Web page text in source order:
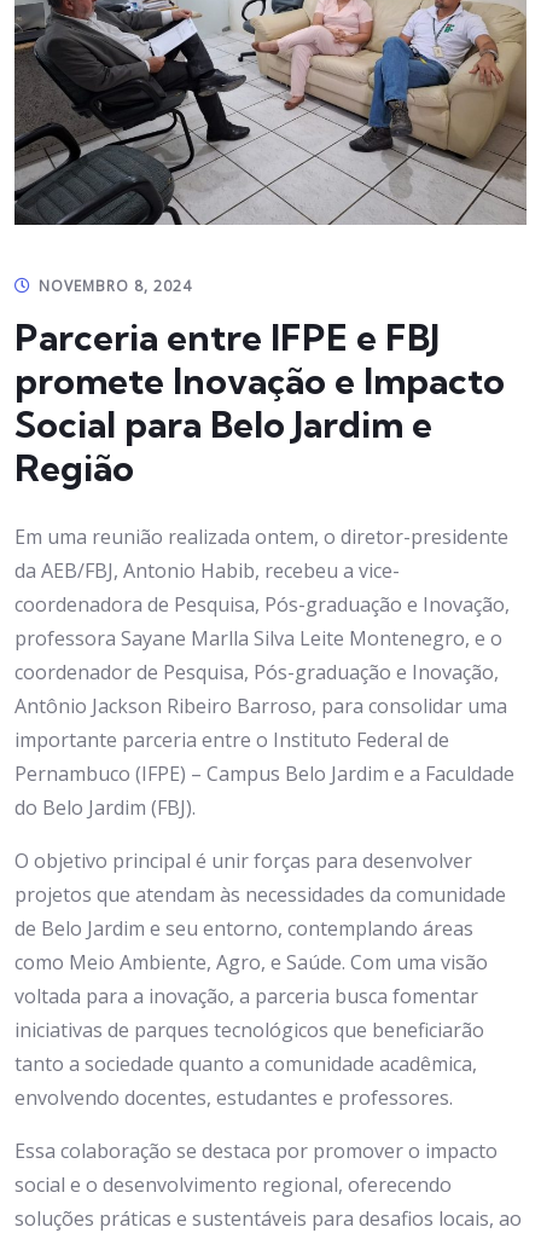
NOVEMBRO 8, 2024
Parceria entre IFPE e FBJ
promete Inovação e Impacto
Social para Belo Jardim e
Região
Em uma reunião realizada ontem, o diretor-presidente
da AEB/FBJ, Antonio Habib, recebeu a vice-
coordenadora de Pesquisa, Pós-graduação e Inovação,
professora Sayane Marlla Silva Leite Montenegro, e o
coordenador de Pesquisa, Pós-graduação e Inovação,
Antônio Jackson Ribeiro Barroso, para consolidar uma
importante parceria entre o Instituto Federal de
Pernambuco (IFPE) – Campus Belo Jardim e a Faculdade
do Belo Jardim (FBJ).
O objetivo principal é unir forças para desenvolver
projetos que atendam às necessidades da comunidade
de Belo Jardim e seu entorno, contemplando áreas
como Meio Ambiente, Agro, e Saúde. Com uma visão
voltada para a inovação, a parceria busca fomentar
iniciativas de parques tecnológicos que beneficiarão
tanto a sociedade quanto a comunidade acadêmica,
envolvendo docentes, estudantes e professores.
Essa colaboração se destaca por promover o impacto
social e o desenvolvimento regional, oferecendo
soluções práticas e sustentáveis para desafios locais, ao